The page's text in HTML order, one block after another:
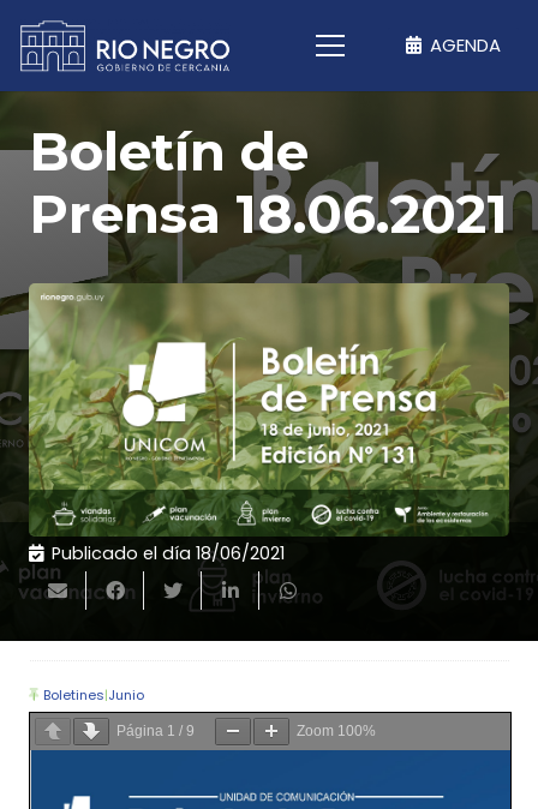
AGENDA
Boletín de
Prensa 18.06.2021
Publicado el día 18/06/2021
Boletines|Junio
Página 1 / 9 Zoom 100%